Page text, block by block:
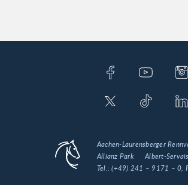
Aachen-Laurensberger
Allianz Park
Albert-
Tel.:(+49) 241 – 9171 – 0,